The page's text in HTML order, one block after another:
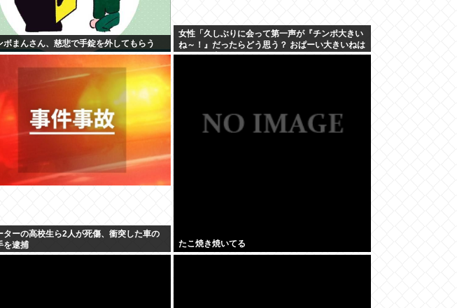
ボまんさん、慈悲で手錠を外してもらう
女性「久しぶりに会って第一声が『チンポ大きい
ね～！』だったらどう思う？ おぱーい大きいねは
そういう事なんだよ。」
ターの高校生ら2人が死傷、衝突した車の
を逮捕
たこ焼き焼いてる